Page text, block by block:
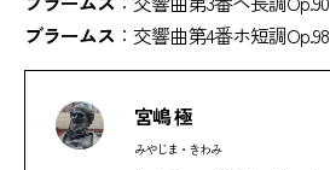
ブラームス ：交響曲第4番ホ短調Op.98
宮嶋 極
みやじま・きわみ